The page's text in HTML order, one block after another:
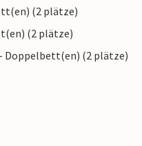
(2 plätze)
(2 plätze)
Doppelbett(en) (2 plätze)